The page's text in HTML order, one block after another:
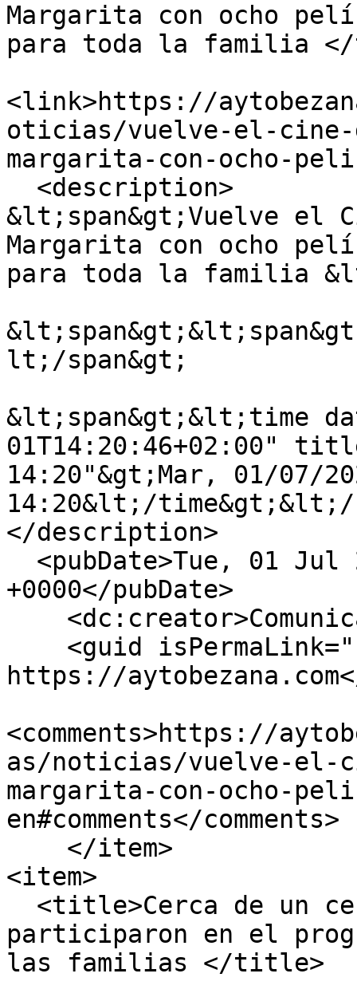
Margarita con ocho
para toda la familia
<link>https://
oticias/vuelve-el-cine-
margarita-con-ocho-
&lt;span&gt;Vuelve el
Margarita con ocho
para toda la familia
lt;/span&gt;
&lt;span&gt;&lt;time
01T14:20:46+02:00"
14:20"&gt;Mar, 01/07/
14:20&lt;/time&gt;&lt;/
</description>
+0000</pubDate>
https://
<comments>https://
as/noticias/vuelve-el-
margarita-con-ocho-
en#comments</comments>
<item>
participaron en el
las familias </title>